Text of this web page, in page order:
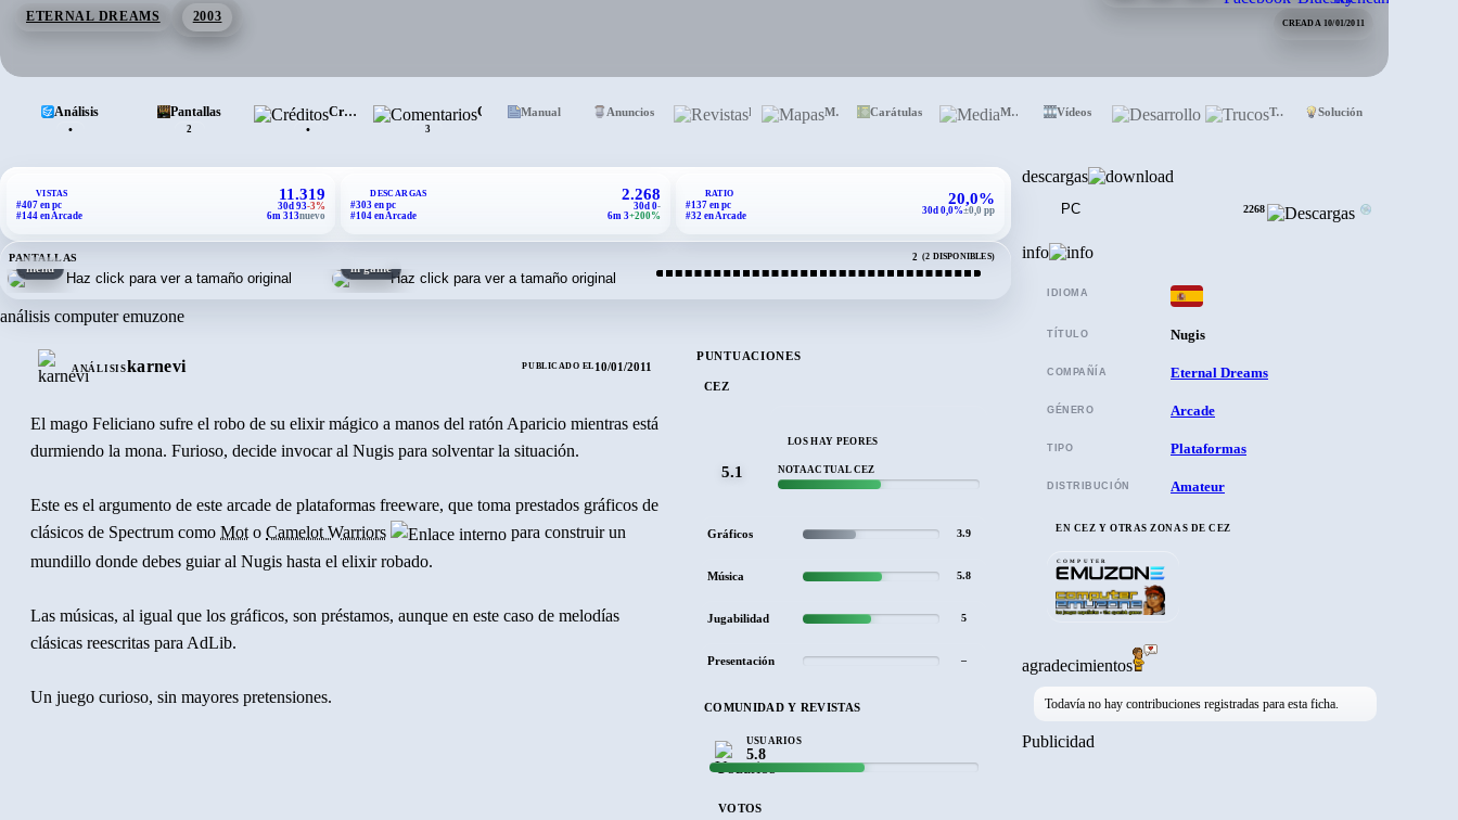
ETERNAL DREAMS 2003 CREADA 10/01/2011
Análisis
•
Pantallas
2
Créditos
• 3
Manual Anuncios Revistas Mapas Carátulas Media Vídeos Desarrollo Trucos Solución
descargas
PC 2268
info
IDIOMA
TÍTULO Nugis
COMPAÑÍA Eternal Dreams
GÉNERO Arcade
TIPO Plataformas
DISTRIBUCIÓN Amateur
EN CEZ Y OTRAS ZONAS DE CEZ
COMPUTER
agradecimientos
Todavía no hay contribuciones registradas para esta ficha.
Publicidad
VISTAS
#407 en pc
#144 en Arcade
11.319
30d 93-3%
6m 313nuevo
DESCARGAS
#303 en pc
#104 en Arcade
2.268
30d 0-
6m 3+200%
RATIO
#137 en pc
#32 en Arcade
20,0%
30d 0,0%±0,0 pp
PANTALLAS 2 (2 DISPONIBLES)
menu in game
análisis computer emuzone
ANÁLISISkarnevi PUBLICADO EL 10/01/2011
El mago Feliciano sufre el robo de su elixir mágico a manos del ratón Aparicio mientras está
durmiendo la mona. Furioso, decide invocar al Nugis para solventar la situación.
Este es el argumento de este arcade de plataformas freeware, que toma prestados gráficos de
clásicos de Spectrum como Mot o Camelot Warriors
para construir un
mundillo donde debes guiar al Nugis hasta el elixir robado.
Las músicas, al igual que los gráficos, son préstamos, aunque en este caso de melodías
clásicas reescritas para AdLib.
Un juego curioso, sin mayores pretensiones.
PUNTUACIONES
CEZ
5.1
LOS HAY PEORES
NOTA ACTUAL CEZ
Gráficos 3.9
Música 5.8
Jugabilidad 5
Presentación –
COMUNIDAD Y REVISTAS
USUARIOS
5.8
VOTOS